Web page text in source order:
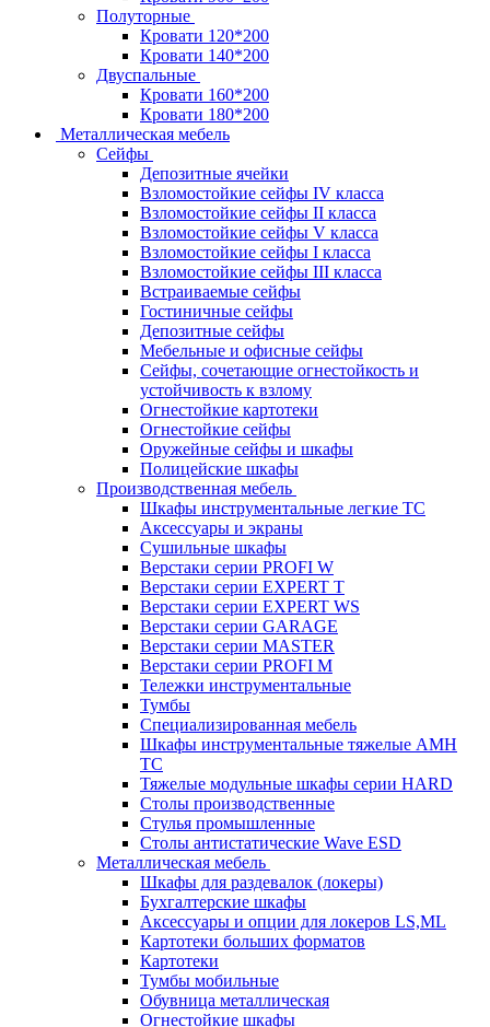
Полуторные
Кровати 120*200
Кровати 140*200
Двуспальные
Кровати 160*200
Кровати 180*200
Металлическая мебель
Сейфы
Депозитные ячейки
Взломостойкие сейфы IV класса
Взломостойкие сейфы II класса
Взломостойкие сейфы V класса
Взломостойкие сейфы I класса
Взломостойкие сейфы III класса
Встраиваемые сейфы
Гостиничные сейфы
Депозитные сейфы
Мебельные и офисные сейфы
Сейфы, сочетающие огнестойкость и
устойчивость к взлому
Огнестойкие картотеки
Огнестойкие сейфы
Оружейные сейфы и шкафы
Полицейские шкафы
Производственная мебель
Шкафы инструментальные легкие ТС
Аксессуары и экраны
Cушильные шкафы
Верстаки серии PROFI W
Верстаки серии EXPERT T
Верстаки серии EXPERT WS
Верстаки серии GARAGE
Верстаки серии MASTER
Верстаки серии PROFI M
Тележки инструментальные
Тумбы
Cпециализированная мебель
Шкафы инструментальные тяжелые AMH
TC
Тяжелые модульные шкафы серии HARD
Столы производственные
Стулья промышленные
Столы антистатические Wave ESD
Металлическая мебель
Шкафы для раздевалок (локеры)
Бухгалтерские шкафы
Аксессуары и опции для локеров LS,ML
Картотеки больших форматов
Картотеки
Тумбы мобильные
Обувница металлическая
Огнестойкие шкафы